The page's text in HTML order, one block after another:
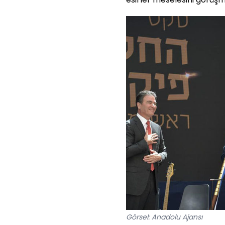
Görsel: Anadolu Ajansı